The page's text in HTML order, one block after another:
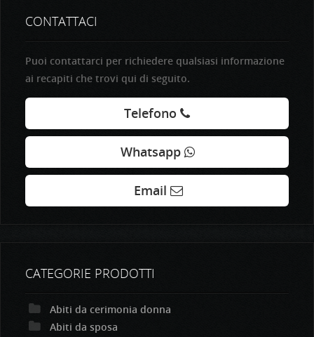
CONTATTACI
Puoi contattarci per richiedere qualsiasi informazione
ai recapiti che trovi qui di seguito.
Telefono
Whatsapp
Email
CATEGORIE PRODOTTI
Abiti da cerimonia donna
Abiti da sposa